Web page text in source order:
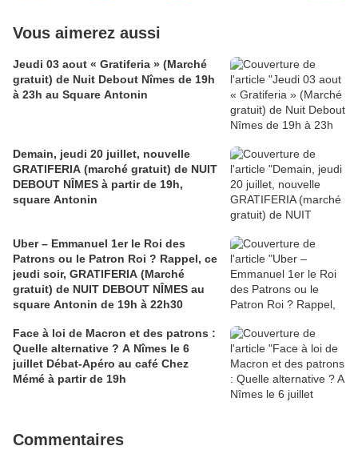
Vous aimerez aussi
Jeudi 03 aout « Gratiferia » (Marché
gratuit) de Nuit Debout Nîmes de 19h
à 23h au Square Antonin
Demain, jeudi 20 juillet, nouvelle
GRATIFERIA (marché gratuit) de NUIT
DEBOUT NÎMES à partir de 19h,
square Antonin
Uber – Emmanuel 1er le Roi des
Patrons ou le Patron Roi ? Rappel, ce
jeudi soir, GRATIFERIA (Marché
gratuit) de NUIT DEBOUT NÎMES au
square Antonin de 19h à 22h30
Face à loi de Macron et des patrons :
Quelle alternative ? A Nîmes le 6
juillet Débat-Apéro au café Chez
Mémé à partir de 19h
Commentaires